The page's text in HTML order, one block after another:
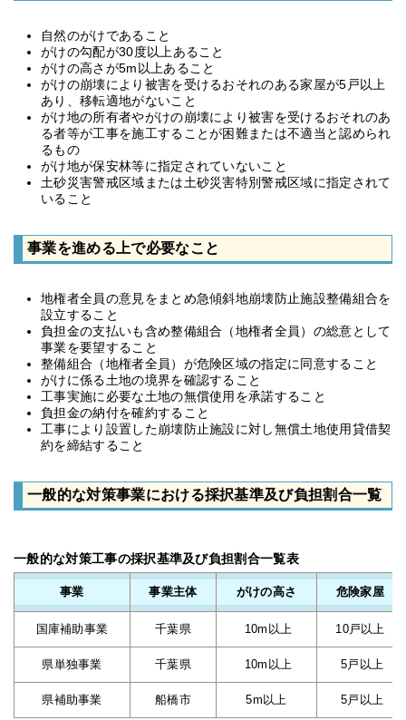
自然のがけであること
がけの勾配が30度以上あること
がけの高さが5m以上あること
がけの崩壊により被害を受けるおそれのある家屋が5戸以上
あり、移転適地がないこと
がけ地の所有者やがけの崩壊により被害を受けるおそれのあ
る者等が工事を施工することが困難または不適当と認められ
るもの
がけ地が保安林等に指定されていないこと
土砂災害警戒区域または土砂災害特別警戒区域に指定されて
いること
事業を進める上で必要なこと
地権者全員の意見をまとめ急傾斜地崩壊防止施設整備組合を
設立すること
負担金の支払いも含め整備組合（地権者全員）の総意として
事業を要望すること
整備組合（地権者全員）が危険区域の指定に同意すること
がけに係る土地の境界を確認すること
工事実施に必要な土地の無償使用を承諾すること
負担金の納付を確約すること
工事により設置した崩壊防止施設に対し無償土地使用貸借契
約を締結すること
一般的な対策事業における採択基準及び負担割合一覧
一般的な対策工事の採択基準及び負担割合一覧表
事業 事業主体 がけの高さ 危険家屋
国庫補助事業 千葉県 10m以上 10戸以上
県単独事業 千葉県 10m以上 5戸以上
県補助事業 船橋市 5m以上 5戸以上